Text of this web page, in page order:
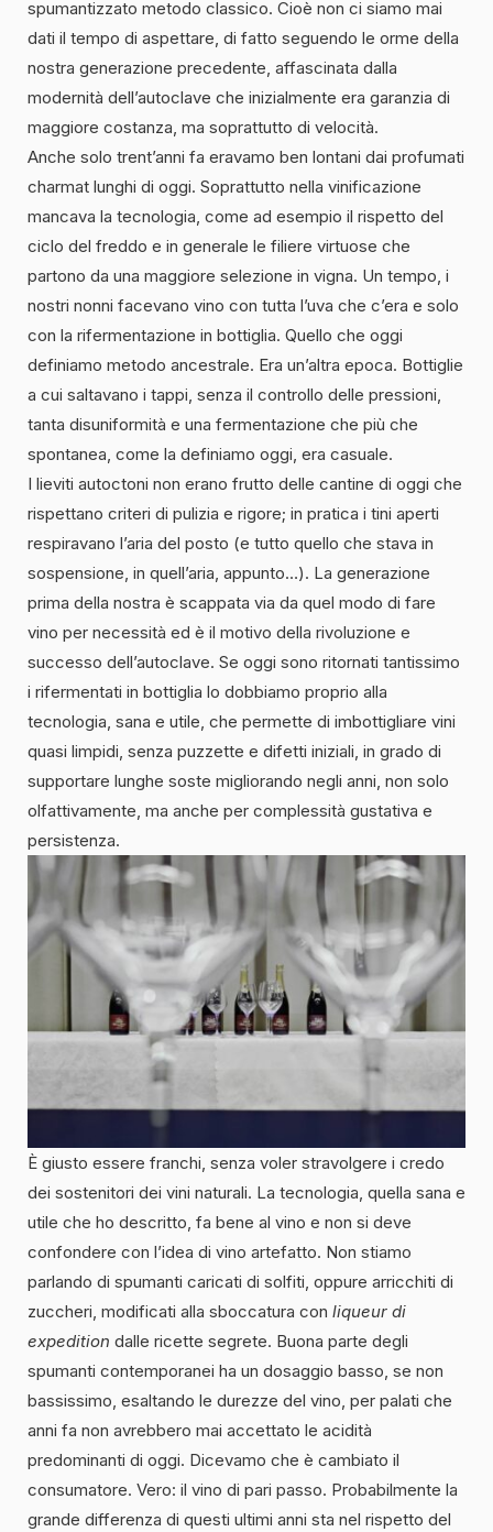
spumantizzato metodo classico. Cioè non ci siamo mai
dati il tempo di aspettare, di fatto seguendo le orme della
nostra generazione precedente, affascinata dalla
modernità dell’autoclave che inizialmente era garanzia di
maggiore costanza, ma soprattutto di velocità.
Anche solo trent’anni fa eravamo ben lontani dai profumati
charmat lunghi di oggi. Soprattutto nella vinificazione
mancava la tecnologia, come ad esempio il rispetto del
ciclo del freddo e in generale le filiere virtuose che
partono da una maggiore selezione in vigna. Un tempo, i
nostri nonni facevano vino con tutta l’uva che c’era e solo
con la rifermentazione in bottiglia. Quello che oggi
definiamo metodo ancestrale. Era un’altra epoca. Bottiglie
a cui saltavano i tappi, senza il controllo delle pressioni,
tanta disuniformità e una fermentazione che più che
spontanea, come la definiamo oggi, era casuale.
I lieviti autoctoni non erano frutto delle cantine di oggi che
rispettano criteri di pulizia e rigore; in pratica i tini aperti
respiravano l’aria del posto (e tutto quello che stava in
sospensione, in quell’aria, appunto…). La generazione
prima della nostra è scappata via da quel modo di fare
vino per necessità ed è il motivo della rivoluzione e
successo dell’autoclave. Se oggi sono ritornati tantissimo
i rifermentati in bottiglia lo dobbiamo proprio alla
tecnologia, sana e utile, che permette di imbottigliare vini
quasi limpidi, senza puzzette e difetti iniziali, in grado di
supportare lunghe soste migliorando negli anni, non solo
olfattivamente, ma anche per complessità gustativa e
persistenza.
È giusto essere franchi, senza voler stravolgere i credo
dei sostenitori dei vini naturali. La tecnologia, quella sana e
utile che ho descritto, fa bene al vino e non si deve
confondere con l’idea di vino artefatto. Non stiamo
parlando di spumanti caricati di solfiti, oppure arricchiti di
zuccheri, modificati alla sboccatura con liqueur di
expedition dalle ricette segrete. Buona parte degli
spumanti contemporanei ha un dosaggio basso, se non
bassissimo, esaltando le durezze del vino, per palati che
anni fa non avrebbero mai accettato le acidità
predominanti di oggi. Dicevamo che è cambiato il
consumatore. Vero: il vino di pari passo. Probabilmente la
grande differenza di questi ultimi anni sta nel rispetto del